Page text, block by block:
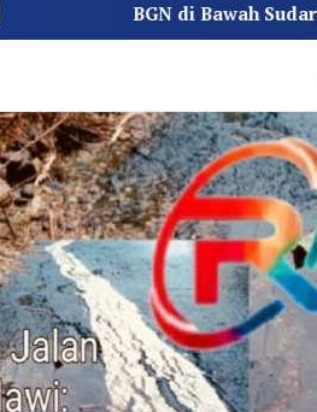
BGN di Bawah Sudaryono